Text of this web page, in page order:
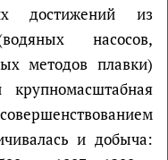
достижений из
насосов,
методов плавки)
и добыча: